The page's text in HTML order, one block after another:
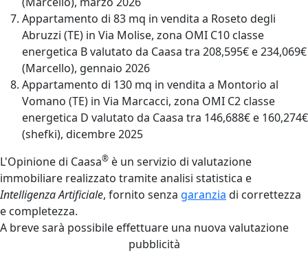
Appartamento di 83 mq in vendita a Roseto degli
Abruzzi (TE) in Via Molise, zona OMI C10 classe
energetica B valutato da Caasa tra 208,595€ e 234,069€
(Marcello), gennaio 2026
Appartamento di 130 mq in vendita a Montorio al
Vomano (TE) in Via Marcacci, zona OMI C2 classe
energetica D valutato da Caasa tra 146,688€ e 160,274€
(shefki), dicembre 2025
L'Opinione di Caasa® è un servizio di valutazione
immobiliare realizzato tramite analisi statistica e
Intelligenza Artificiale, fornito senza garanzia di correttezza
e completezza.
A breve sarà possibile effettuare una nuova valutazione
pubblicità